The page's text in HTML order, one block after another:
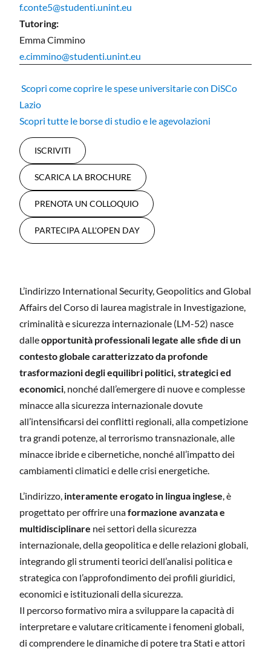
f.conte5@studenti.unint.eu
Tutoring:
Emma Cimmino
e.cimmino@studenti.unint.eu
Scopri come coprire le spese universitarie con DiSCo
Lazio
Scopri tutte le borse di studio e le agevolazioni
ISCRIVITI
SCARICA LA BROCHURE
PRENOTA UN COLLOQUIO
PARTECIPA ALL'OPEN DAY
L’indirizzo International Security, Geopolitics and Global
Affairs del Corso di laurea magistrale in Investigazione,
criminalità e sicurezza internazionale (LM-52) nasce
dalleopportunità professionali legate alle sfide di un
contesto globale caratterizzato da profonde
trasformazioni degli equilibri politici, strategici ed
economici, nonché dall’emergere di nuove e complesse
minacce alla sicurezza internazionale dovute
all’intensificarsi dei conflitti regionali, alla competizione
tra grandi potenze, al terrorismo transnazionale, alle
minacce ibride e cibernetiche, nonché all’impatto dei
cambiamenti climatici e delle crisi energetiche.
L’indirizzo, interamente erogato in lingua inglese , è
progettato per offrire unaformazione avanzata e
multidisciplinare nei settori della sicurezza
internazionale, della geopolitica e delle relazioni globali,
integrando gli strumenti teorici dell’analisi politica e
strategica con l’approfondimento dei profili giuridici,
economici e istituzionali della sicurezza.
Il percorso formativo mira a sviluppare la capacità di
interpretare e valutare criticamente i fenomeni globali,
di comprendere le dinamiche di potere tra Stati e attori